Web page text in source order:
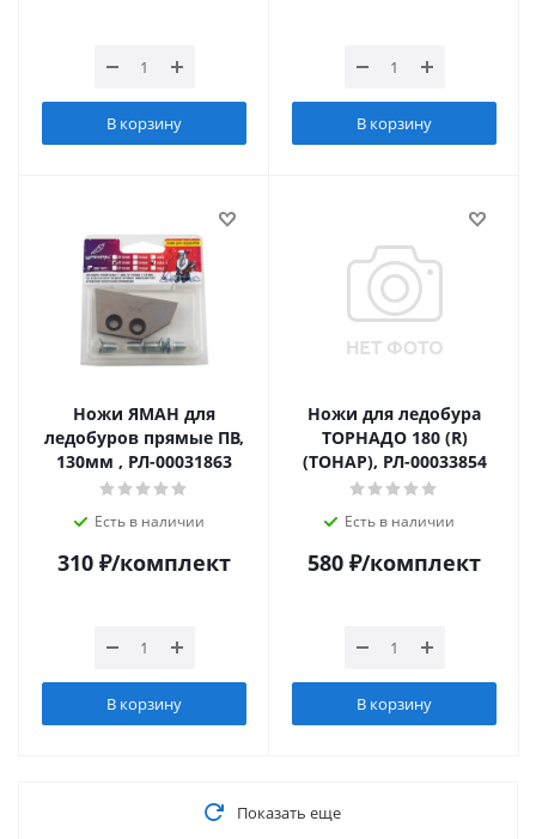
В корзину В корзину
Ножи ЯМАН для
ледобуров прямые ПВ,
130мм , РЛ-00031863
Есть в наличии
310 ₽/комплект
В корзину
Ножи для ледобура
ТОРНАДО 180 (R)
(ТОНАР), РЛ-00033854
Есть в наличии
580 ₽/комплект
В корзину
Показать еще